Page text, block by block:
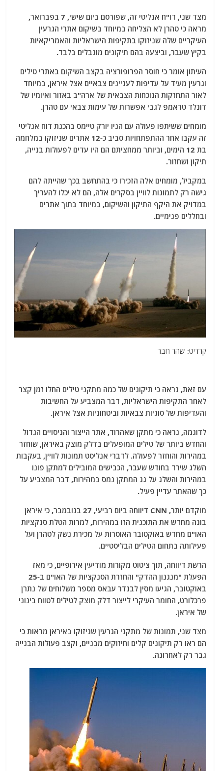
מצד שני, דו"ח אנליטי זה, שפורסם ביום שישי, 7 בפברואר,
מראה כי טהרן לא הצליחה במיוחד בשיקום אתרי הגרעין
העיקריים שלה שניזוקו בתקיפות הישראליות והאמריקאיות
בקיץ שעבר, וביצעה בהם תיקונים מוגבלים בלבד.
העיתון אומר כי חוסר הפרופורציה בקצב השיקום באתרי טילים
וגרעין מעיד על עדיפות לעניינים צבאיים אצל איראן, במיוחד
לאור התחזקות הנוכחות הצבאית של ארה"ב באזור ואיומיו של
דונלד טראמפ לגבי אפשרות של עימות צבאי עם טהרן.
מומחים ששיתפו פעולה עם הניו יורק טיימס בהכנת דוח אנליטי
זה עקבו אחר ההתפתחויות סביב כ-12 אתרים שניזוקו במלחמה
בת 12 הימים, וביותר ממחציתם הם היו עדים לפעולות בנייה,
תיקון ושחזור.
במקביל, מומחים אלה הזכירו כי בהתחשב בכך שהייתה להם
גישה רק לתמונות לוויין בסקרים אלה, הם לא יכלו להעריך
במדויק את היקף התיקון והשיקום, במיוחד בתוך אתרים
ובחללים פנימיים.
קרדיט: שהר חבר
עם זאת, נראה כי תיקונים של כמה מתקני טילים החלו זמן קצר
לאחר התקיפות הישראליות, דבר המצביע על החשיבות
והעדיפות של סוגיות צבאיות וביטחוניות אצל איראן.
לדוגמה, נראה כי מתקן שאהרוד, אתר הייצור והניסויים הגדול
והחדש ביותר של טילים המופעלים בדלק מוצק באיראן, שוחזר
במהירות והוחזר לפעולה. לדברי אנליסט תמונות לוויין, בעקבות
השלג שירד בחודש שעבר, הכבישים המובילים למתקן פונו
במהירות והשלג על גג המתקן נמס במהירות, דבר המצביע על
כך שהאתר עדיין פעיל.
מוקדם יותר, CNN דיווחה ביום רביעי, 27 בנובמבר, כי איראן
בונה מחדש את התוכנית הזו במהירות, למרות הטלת סנקציות
האו"ם מחדש באוקטובר האוסרות על מכירת נשק לטהרן ועל
פעילותה בתחום הטילים הבליסטיים.
הרשת דיווחה, תוך ציטוט מקורות מודיעין אירופיים, כי מאז
הפעלת "מנגנון ההדק" והחזרת הסנקציות של האו"ם ב-25
באוקטובר, הגיעו מסין לבנדר עבאס מספר משלוחים של נתרן
פרכלורט, החומר העיקרי לייצור דלק מוצק לטילים לטווח בינוני
של איראן.
מצד שני, תמונות של מתקני הגרעין שניזוקו באיראן מראות כי
הם ראו רק תיקונים קלים וחיזוקים מבניים, וקצב פעולות הבנייה
גבר רק לאחרונה.